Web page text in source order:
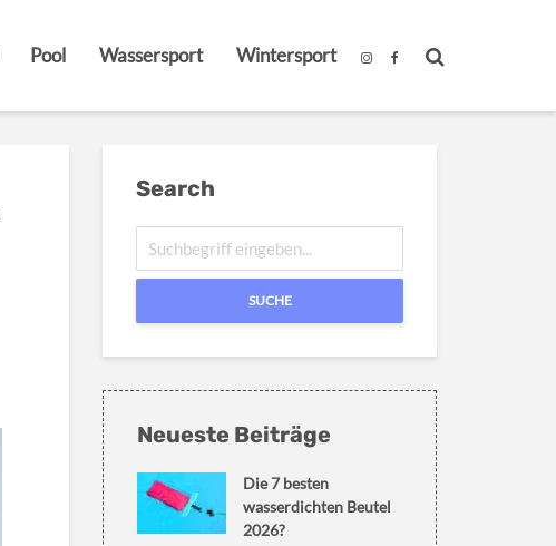
Pool Wassersport Wintersport
Search
SUCHE
Neueste Beiträge
Die 7 besten
wasserdichten Beutel
2026?